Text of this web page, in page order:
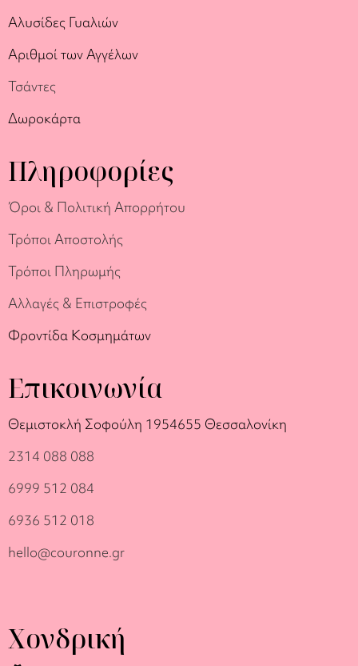
Αλυσίδες Γυαλιών
Αριθμοί των Αγγέλων
Τσάντες
Δωροκάρτα
Πληροφορίες
Όροι & Πολιτική Απορρήτου
Τρόποι Αποστολής
Τρόποι Πληρωμής
Αλλαγές & Επιστροφές
Φροντίδα Κοσμημάτων
Επικοινωνία
Θεμιστοκλή Σοφούλη 1954655 Θεσσαλονίκη
2314 088 088
6999 512 084
6936 512 018
hello@couronne.gr
Χονδρική